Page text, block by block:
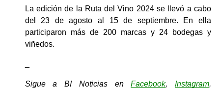
La edición de la Ruta del Vino 2024 se llevó a cabo
del 23 de agosto al 15 de septiembre. En ella
participaron más de 200 marcas y 24 bodegas y
viñedos.
Sigue a BI Noticias en Facebook, Instagram,